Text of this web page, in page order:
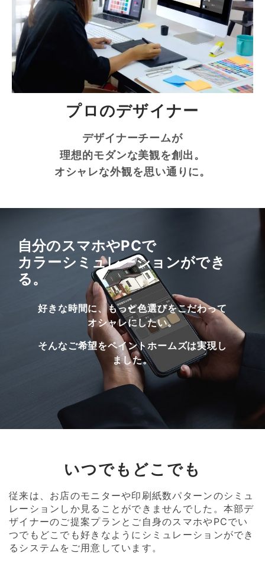
プロのデザイナー
デザイナーチームが
理想的モダンな美観を創出。
オシャレな外観を思い通りに。
自分のスマホやPCで
カラーシミュレーションができ
る。
好きな時間に、もっと色選びをこだわって
オシャレにしたい。
そんなご希望をペイントホームズは実現し
ました。
いつでもどこでも
従来は、お店のモニターや印刷紙数パターンのシミュ
レーションしか見ることができませんでした。本部デ
ザイナーのご提案プランとご自身のスマホやPCでい
つでもどこでも好きなようにシミュレーションができ
るシステムをご用意しています。